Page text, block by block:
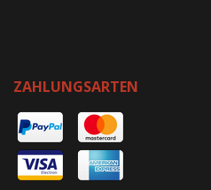
ZAHLUNGSARTEN